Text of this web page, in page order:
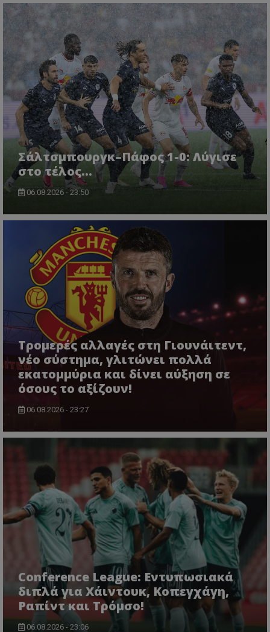
Σάλτσμπουργκ–Πάφος 1-0: Λύγισε
στο τέλος...
06.08.2026 - 23:50
Τρομερές αλλαγές στη Γιουνάιτεντ,
νέο σύστημα, γλιτώνει πολλά
εκατομμύρια και δίνει αύξηση σε
όσους το αξίζουν!
06.08.2026 - 23:27
Conference League: Εντυπωσιακά
διπλά για Χάιντουκ, Κοπεγχάγη,
Ραπίντ και Τρόμσο!
06.08.2026 - 23:06